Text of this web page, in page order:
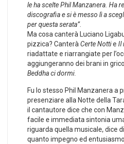
le ha scelte Phil Manzanera. Ha
discografia e si è messo lì a
per questa serata”.
Ma cosa canterà Luciano
pizzica? Canterà Certe Nottie Il
riadattate e riarrangiate per
aggiungeranno dei brani in
Beddha ci dormi.
Fu lo stesso Phil Manzanera a
presenziare alla Notte della
il cantautore dice che con
facile e immediata sintonia
riguarda quella musicale, dice
quanto impegno ed